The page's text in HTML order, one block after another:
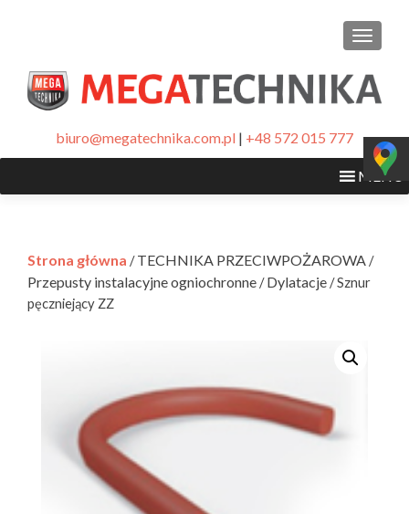
biuro@megatechnika.com.pl | +48 572 015 777
MENU
Strona główna /TECHNIKA PRZECIWPOŻAROWA/
Przepusty instalacyjne ogniochronne/Dylatacje/ Sznur
pęczniejący ZZ